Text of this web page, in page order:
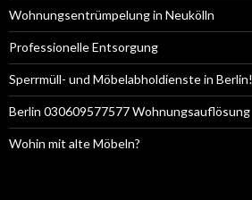
Wohnungsentrümpelung in Neukölln
Professionelle Entsorgung
Sperrmüll- und Möbelabholdienste in Berlin!
Berlin 030609577577 Wohnungsauflösung
Wohin mit alte Möbeln?